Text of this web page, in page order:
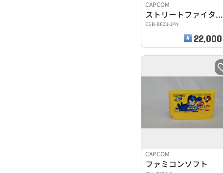
CAPCOM
ストリートファイターALPHA
CGB-BFZJ-JPN
22,000
CAPCOM
ファミコンソフト